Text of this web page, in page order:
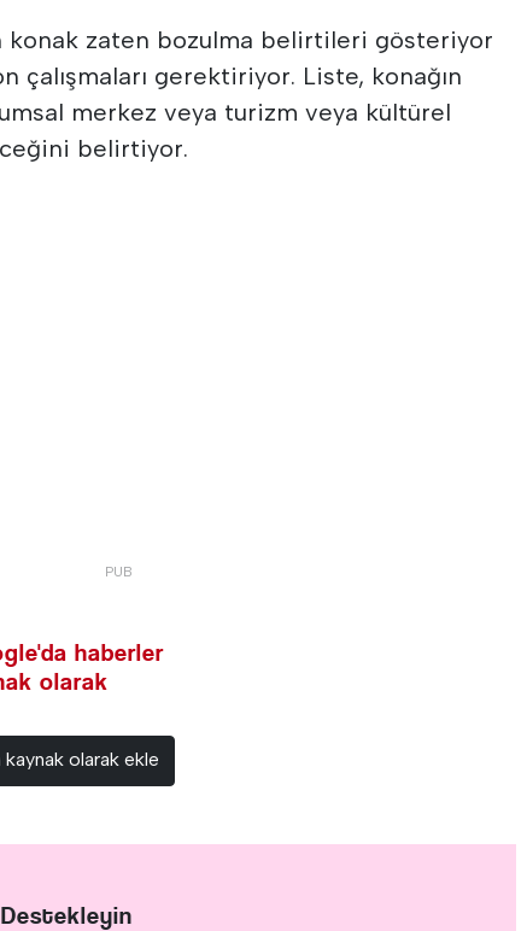
konak zaten bozulma belirtileri gösteriyor
çalışmaları gerektiriyor. Liste, konağın
merkez veya turizm veya kültürel
belirtiyor.
haberler
olarak
olarak ekle